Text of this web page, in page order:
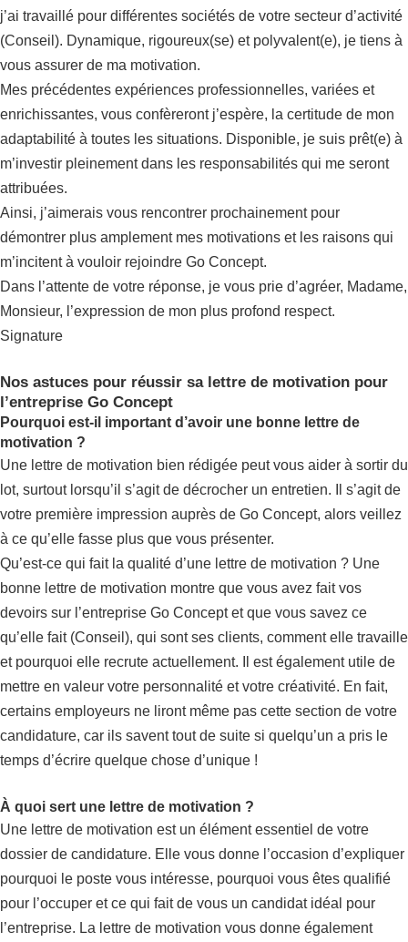
j’ai travaillé pour différentes sociétés de votre secteur d’activité
(Conseil). Dynamique, rigoureux(se) et polyvalent(e), je tiens à
vous assurer de ma motivation.
Mes précédentes expériences professionnelles, variées et
enrichissantes, vous confèreront j’espère, la certitude de mon
adaptabilité à toutes les situations. Disponible, je suis prêt(e) à
m’investir pleinement dans les responsabilités qui me seront
attribuées.
Ainsi, j’aimerais vous rencontrer prochainement pour
démontrer plus amplement mes motivations et les raisons qui
m’incitent à vouloir rejoindre Go Concept.
Dans l’attente de votre réponse, je vous prie d’agréer, Madame,
Monsieur, l’expression de mon plus profond respect.
Signature
Nos astuces pour réussir sa lettre de motivation pour
l’entreprise Go Concept
Pourquoi est-il important d’avoir une bonne lettre de
motivation ?
Une lettre de motivation bien rédigée peut vous aider à sortir du
lot, surtout lorsqu’il s’agit de décrocher un entretien. Il s’agit de
votre première impression auprès de Go Concept, alors veillez
à ce qu’elle fasse plus que vous présenter.
Qu’est-ce qui fait la qualité d’une lettre de motivation ? Une
bonne lettre de motivation montre que vous avez fait vos
devoirs sur l’entreprise Go Concept et que vous savez ce
qu’elle fait (Conseil), qui sont ses clients, comment elle travaille
et pourquoi elle recrute actuellement. Il est également utile de
mettre en valeur votre personnalité et votre créativité. En fait,
certains employeurs ne liront même pas cette section de votre
candidature, car ils savent tout de suite si quelqu’un a pris le
temps d’écrire quelque chose d’unique !
À quoi sert une lettre de motivation ?
Une lettre de motivation est un élément essentiel de votre
dossier de candidature. Elle vous donne l’occasion d’expliquer
pourquoi le poste vous intéresse, pourquoi vous êtes qualifié
pour l’occuper et ce qui fait de vous un candidat idéal pour
l’entreprise. La lettre de motivation vous donne également